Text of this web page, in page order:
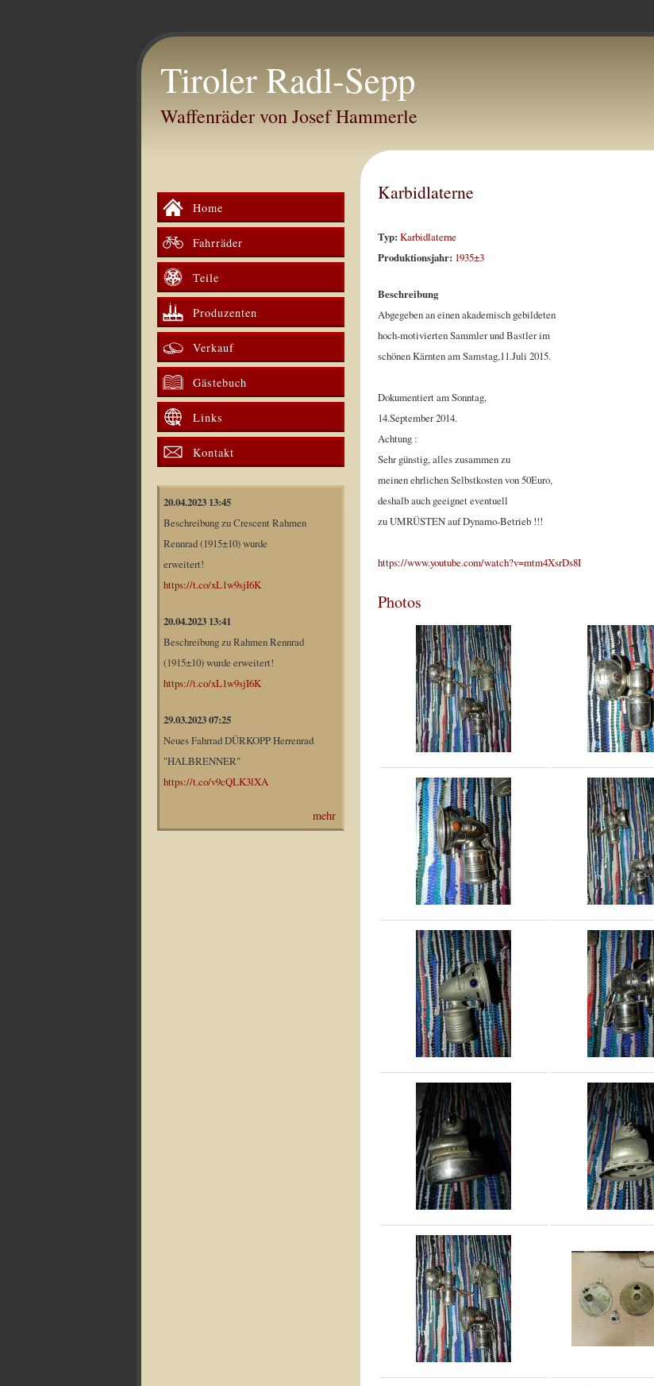
Tiroler Radl-Sepp
Waffenräder von Josef Hammerle
Home
Fahrräder
Teile
Produzenten
Verkauf
Gästebuch
Links
Kontakt
20.04.2023 13:45
Beschreibung zu Crescent Rahmen
Rennrad (1915±10) wurde
erweitert!
https://t.co/xL1w9sjI6K
20.04.2023 13:41
Beschreibung zu Rahmen Rennrad
(1915±10) wurde erweitert!
https://t.co/xL1w9sjI6K
29.03.2023 07:25
Neues Fahrrad DÜRKOPP Herrenrad
"HALBRENNER"
https://t.co/v9cQLK3lXA
mehr
Karbidlaterne
Typ: Karbidlaterne
Produktionsjahr: 1935±3
Beschreibung
Abgegeben an einen akademisch gebildeten
hoch-motivierten Sammler und Bastler im
schönen Kärnten am Samstag,11.Juli 2015.
Dokumentiert am Sonntag,
14.September 2014.
Achtung :
Sehr günstig, alles zusammen zu
meinen ehrlichen Selbstkosten von 50Euro,
deshalb auch geeignet eventuell
zu UMRÜSTEN auf Dynamo-Betrieb !!!
https://www.youtube.com/watch?v=mtm4XsrDs8I
Photos